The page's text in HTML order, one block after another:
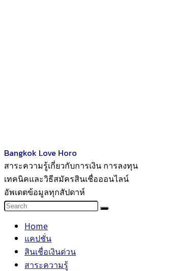
Bangkok Love Horo
สาระความรู้เกี่ยวกับการเงิน การลงทุน
เทคนิคและวิธีสมัครสินเชื่อออนไลน์
อัพเดตข้อมูลทุกสัปดาห์
Home
แคปชั่น
สินเชื่อเงินด่วน
สาระความรู้